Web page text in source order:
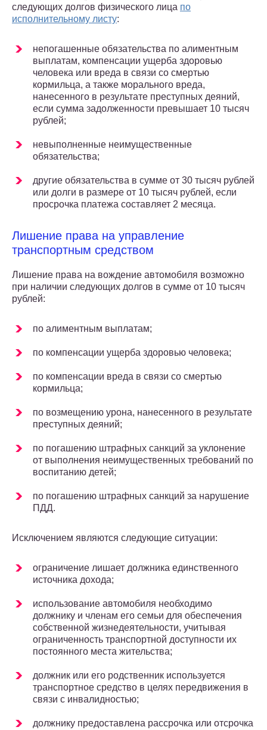
следующих долгов физического лица по
исполнительному листу:
непогашенные обязательства по алиментным
выплатам, компенсации ущерба здоровью
человека или вреда в связи со смертью
кормильца, а также морального вреда,
нанесенного в результате преступных деяний,
если сумма задолженности превышает 10 тысяч
рублей;
невыполненные неимущественные
обязательства;
другие обязательства в сумме от 30 тысяч рублей
или долги в размере от 10 тысяч рублей, если
просрочка платежа составляет 2 месяца.
Лишение права на управление
транспортным средством
Лишение права на вождение автомобиля возможно
при наличии следующих долгов в сумме от 10 тысяч
рублей:
по алиментным выплатам;
по компенсации ущерба здоровью человека;
по компенсации вреда в связи со смертью
кормильца;
по возмещению урона, нанесенного в результате
преступных деяний;
по погашению штрафных санкций за уклонение
от выполнения неимущественных требований по
воспитанию детей;
по погашению штрафных санкций за нарушение
ПДД.
Исключением являются следующие ситуации:
ограничение лишает должника единственного
источника дохода;
использование автомобиля необходимо
должнику и членам его семьи для обеспечения
собственной жизнедеятельности, учитывая
ограниченность транспортной доступности их
постоянного места жительства;
должник или его родственник используется
транспортное средство в целях передвижения в
связи с инвалидностью;
должнику предоставлена рассрочка или отсрочка